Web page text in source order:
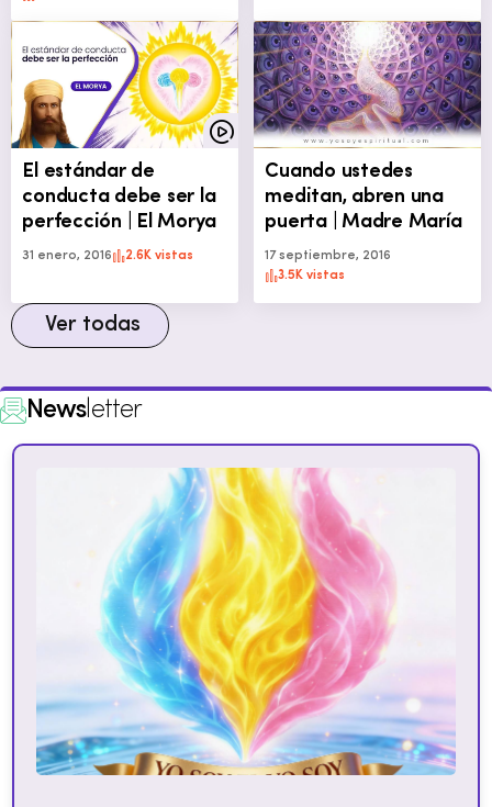
El estándar de
conducta debe ser la
perfección | El Morya
31 enero, 2016 2.6K vistas
Cuando ustedes
meditan, abren una
puerta | Madre María
17 septiembre, 2016
3.5K vistas
Ver todas
Newsletter